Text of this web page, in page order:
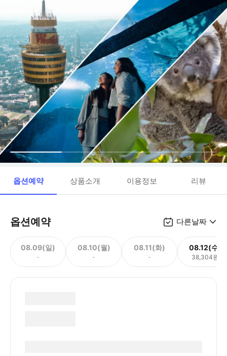
옵션예약 상품소개 이용정보 리뷰
옵션예약 다른날짜
08.09(일)
-
08.10(월)
-
08.11(화)
-
08.12(수)
38,304원